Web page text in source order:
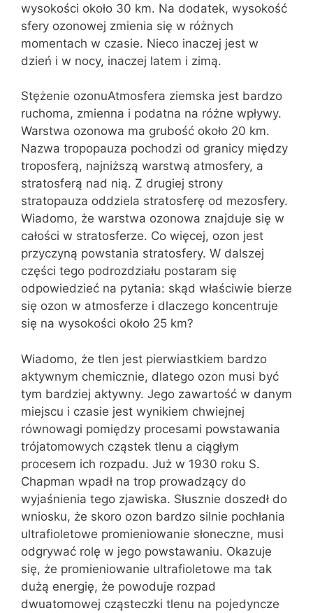
wysokości około 30 km. Na dodatek, wysokość
sfery ozonowej zmienia się w różnych
momentach w czasie. Nieco inaczej jest w
dzień i w nocy, inaczej latem i zimą.
Stężenie ozonuAtmosfera ziemska jest bardzo
ruchoma, zmienna i podatna na różne wpływy.
Warstwa ozonowa ma grubość około 20 km.
Nazwa tropopauza pochodzi od granicy między
troposferą, najniższą warstwą atmosfery, a
stratosferą nad nią. Z drugiej strony
stratopauza oddziela stratosferę od mezosfery.
Wiadomo, że warstwa ozonowa znajduje się w
całości w stratosferze. Co więcej, ozon jest
przyczyną powstania stratosfery. W dalszej
części tego podrozdziału postaram się
odpowiedzieć na pytania: skąd właściwie bierze
się ozon w atmosferze i dlaczego koncentruje
się na wysokości około 25 km?
Wiadomo, że tlen jest pierwiastkiem bardzo
aktywnym chemicznie, dlatego ozon musi być
tym bardziej aktywny. Jego zawartość w danym
miejscu i czasie jest wynikiem chwiejnej
równowagi pomiędzy procesami powstawania
trójatomowych cząstek tlenu a ciągłym
procesem ich rozpadu. Już w 1930 roku S.
Chapman wpadł na trop prowadzący do
wyjaśnienia tego zjawiska. Słusznie doszedł do
wniosku, że skoro ozon bardzo silnie pochłania
ultrafioletowe promieniowanie słoneczne, musi
odgrywać rolę w jego powstawaniu. Okazuje
się, że promieniowanie ultrafioletowe ma tak
dużą energię, że powoduje rozpad
dwuatomowej cząsteczki tlenu na pojedyncze